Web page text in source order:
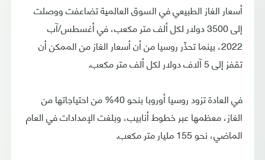
أسعار الغاز الطبيعي في السوق العالمية تضاعفت ووصلت
إلى 3500 دولار لكل ألف متر مكعب، في أغسطس/آب
2022، بينما تحذّر روسيا من أن أسعار الغاز من الممكن أن
تقفز إلى 5 آلاف دولار لكل ألف متر مكعب.
في العادة تزود روسيا أوروبا بنحو 40% من احتياجاتها من
الغاز، معظمها عبر خطوط أنابيب، وبلغت الإمدادات في العام
الماضي، نحو 155 مليار متر مكعب.